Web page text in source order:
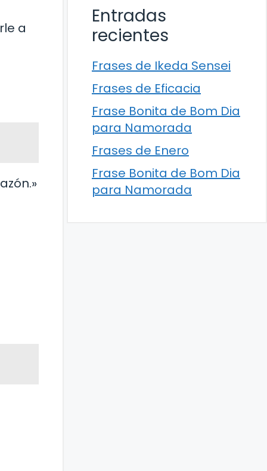
a
Entradas
recientes
Frases de Ikeda Sensei
Frases de Eficacia
Frase Bonita de Bom Dia
para Namorada
Frases de Enero
Frase Bonita de Bom Dia
para Namorada